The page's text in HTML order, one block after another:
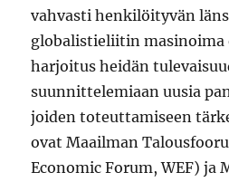
vahvasti henkilöityvän
globalistieliitin masinoima
harjoitus heidän
suunnittelemiaan uusia
joiden toteuttamiseen
ovat Maailman
Economic Forum, WEF) ja